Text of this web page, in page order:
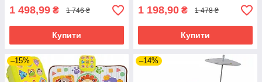
1 498,99 ₴ 1 746 ₴
Купити
1 198,90 ₴ 1 478 ₴
Купити
–15% –14%